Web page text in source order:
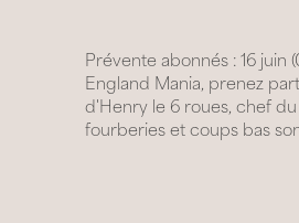
Prévente abonnés : 16 juin
England Mania, prenez
d'Henry le 6 roues, chef
fourberies et coups bas